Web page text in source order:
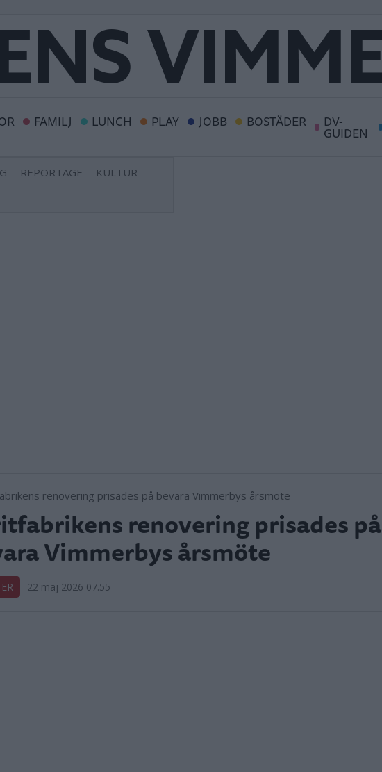
FAMILJ LUNCH PLAY JOBB BOSTÄDER DV-
GUIDEN
REPORTAGE
KULTUR
renovering prisades på
Vimmerbys årsmöte
22 maj 2026 07.55